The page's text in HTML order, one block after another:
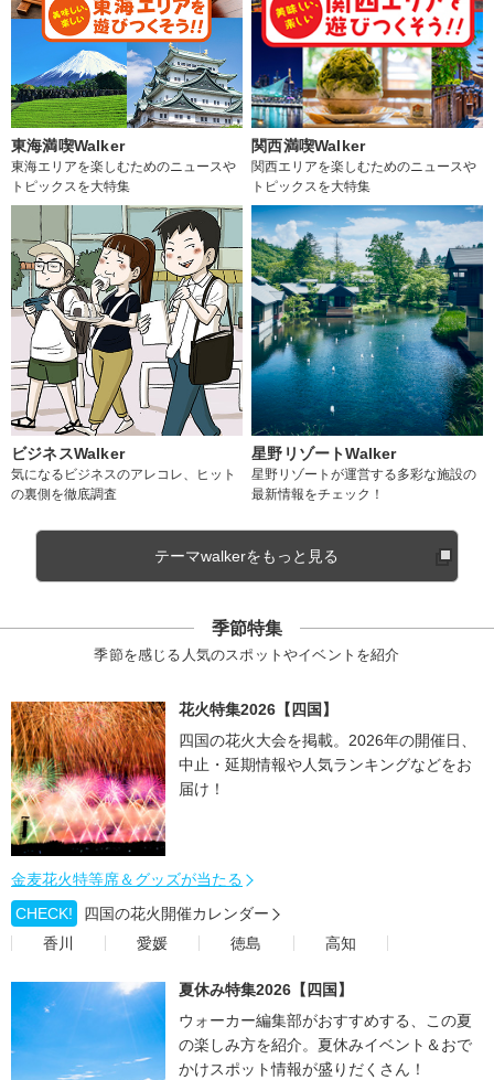
東海満喫Walker
東海エリアを楽しむためのニュースや
トピックスを大特集
関西満喫Walker
関西エリアを楽しむためのニュースや
トピックスを大特集
ビジネスWalker
気になるビジネスのアレコレ、ヒット
の裏側を徹底調査
星野リゾートWalker
星野リゾートが運営する多彩な施設の
最新情報をチェック！
テーマwalkerをもっと見る
季節特集
季節を感じる人気のスポットやイベントを紹介
花火特集2026【四国】
四国の花火大会を掲載。2026年の開催日、
中止・延期情報や人気ランキングなどをお
届け！
金麦花火特等席＆グッズが当たる
CHECK!
四国の花火開催カレンダー
香川
愛媛 徳島 高知
夏休み特集2026【四国】
ウォーカー編集部がおすすめする、この夏
の楽しみ方を紹介。夏休みイベント＆おで
かけスポット情報が盛りだくさん！